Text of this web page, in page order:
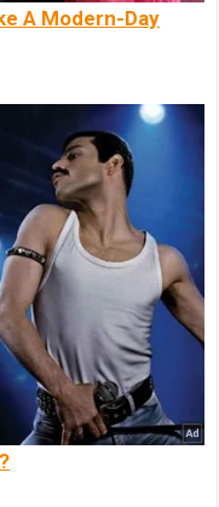
A Modern-Day